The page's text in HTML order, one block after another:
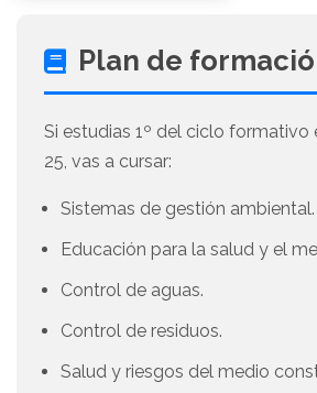
Plan de
Si estudias 1º del ciclo formativo
25, vas a cursar:
Sistemas de gestión ambiental.
Educación para la salud y el
Control de aguas.
Control de residuos.
Salud y riesgos del medio